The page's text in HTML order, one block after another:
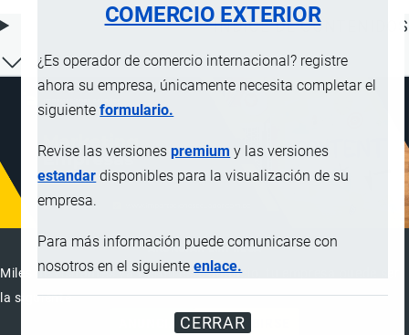
COMERCIO EXTERIOR
¿Es operador de comercio internacional? registre
ahora su empresa, únicamente necesita completar el
siguienteformulario.
Revise las versionespremium y las versiones
estandar disponibles para la visualización de su
empresa.
Para más información puede comunicarse con
nosotros en el siguienteenlace.
CERRAR
ÍNDICE DE CONTENIDOS
ANUNCIAR EMPRESA
Miles de visitantes ya vieron este anuncio, tu empresa puede ser
la siguiente
ANUNCIAR
SUSCRIBIRSE